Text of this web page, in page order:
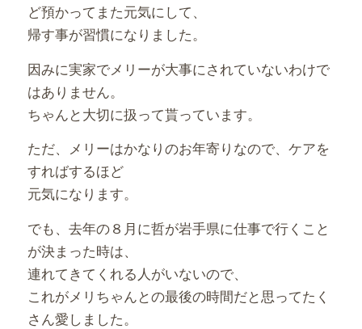
ど預かってまた元気にして、
帰す事が習慣になりました。
因みに実家でメリーが大事にされていないわけで
はありません。
ちゃんと大切に扱って貰っています。
ただ、メリーはかなりのお年寄りなので、ケアを
すればするほど
元気になります。
でも、去年の８月に哲が岩手県に仕事で行くこと
が決まった時は、
連れてきてくれる人がいないので、
これがメリちゃんとの最後の時間だと思ってたく
さん愛しました。